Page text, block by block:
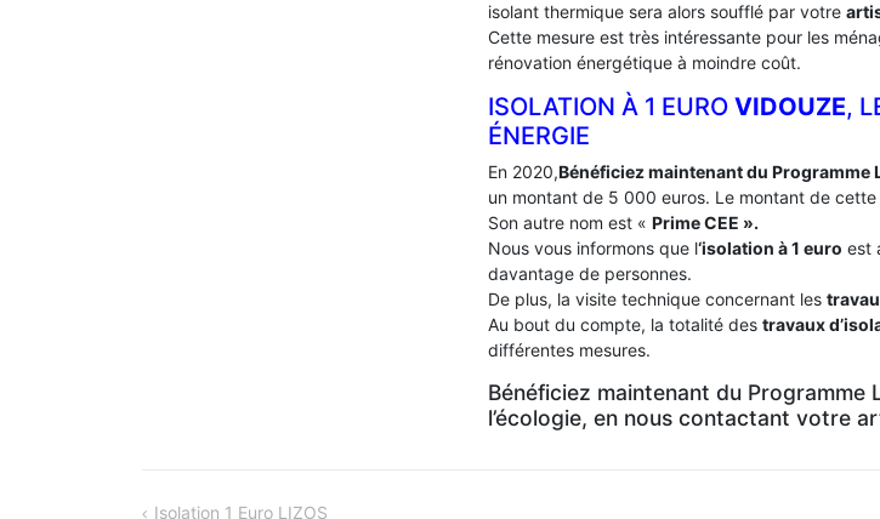
isolant thermique sera alors soufflé par votre
Cette mesure est très intéressante pour les
rénovation énergétique à moindre coût.
ISOLATION À 1 EURO VIDOUZE,
ÉNERGIE
En 2020,Bénéficiez maintenant du Programme
un montant de 5 000 euros. Le montant de
Son autre nom est « Prime CEE ».
Nous vous informons que l‘isolation à 1 euro est
davantage de personnes.
De plus, la visite technique concernant les
Au bout du compte, la totalité des travaux
différentes mesures.
Bénéficiez maintenant du Programme
l’écologie, en nous contactant votre
Isolation 1 Euro LIZOS